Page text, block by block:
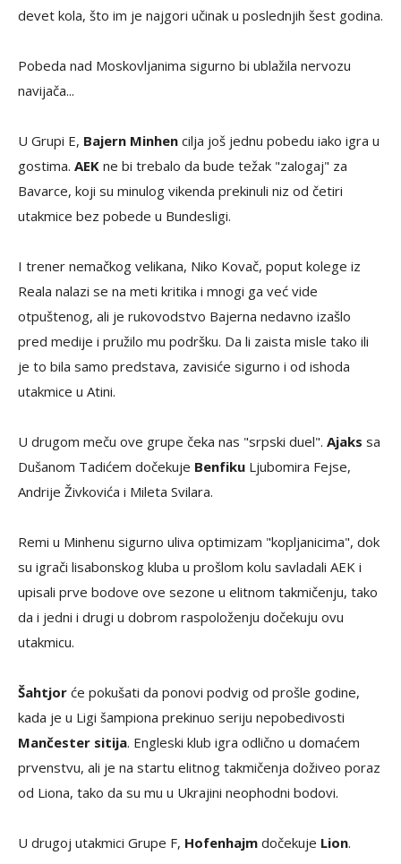
devet kola, što im je najgori učinak u poslednjih šest godina.
Pobeda nad Moskovljanima sigurno bi ublažila nervozu
navijača...
U Grupi E, Bajern Minhen cilja još jednu pobedu iako igra u
gostima. AEK ne bi trebalo da bude težak "zalogaj" za
Bavarce, koji su minulog vikenda prekinuli niz od četiri
utakmice bez pobede u Bundesligi.
I trener nemačkog velikana, Niko Kovač, poput kolege iz
Reala nalazi se na meti kritika i mnogi ga već vide
otpuštenog, ali je rukovodstvo Bajerna nedavno izašlo
pred medije i pružilo mu podršku. Da li zaista misle tako ili
je to bila samo predstava, zavisiće sigurno i od ishoda
utakmice u Atini.
U drugom meču ove grupe čeka nas "srpski duel". Ajaks sa
Dušanom Tadićem dočekuje Benfiku Ljubomira Fejse,
Andrije Živkovića i Mileta Svilara.
Remi u Minhenu sigurno uliva optimizam "kopljanicima", dok
su igrači lisabonskog kluba u prošlom kolu savladali AEK i
upisali prve bodove ove sezone u elitnom takmičenju, tako
da i jedni i drugi u dobrom raspoloženju dočekuju ovu
utakmicu.
Šahtjor će pokušati da ponovi podvig od prošle godine,
kada je u Ligi šampiona prekinuo seriju nepobedivosti
Mančester sitija. Engleski klub igra odlično u domaćem
prvenstvu, ali je na startu elitnog takmičenja doživeo poraz
od Liona, tako da su mu u Ukrajini neophodni bodovi.
U drugoj utakmici Grupe F, Hofenhajm dočekuje Lion.